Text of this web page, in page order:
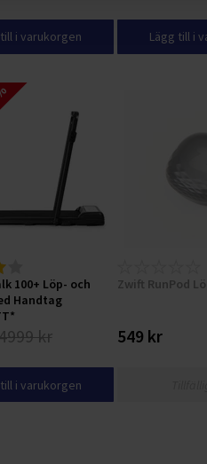
i varukorgen Lägg till i
100+ Löp- och
Handtag
kr
i varukorgen
Zwift RunPod
549 kr